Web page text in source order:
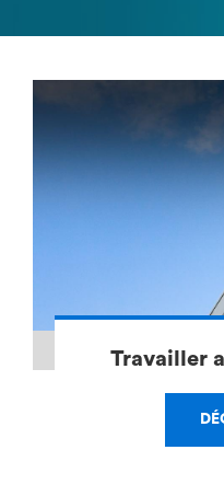
Travailler